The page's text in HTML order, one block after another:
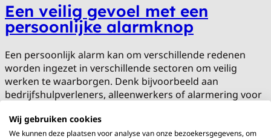
Een veilig gevoel met een
persoonlijke alarmknop
Een persoonlijk alarm kan om verschillende redenen
worden ingezet in verschillende sectoren om veilig
werken te waarborgen. Denk bijvoorbeeld aan
bedrijfshulpverleners, alleenwerkers of alarmering voor
krijgen met agressie kunnen baat hebben bij personen
alarmering. Dankzij het persoonlijk alarm van SOSvolaris
Wij gebruiken cookies
We kunnen deze plaatsen voor analyse van onze bezoekersgegevens, om